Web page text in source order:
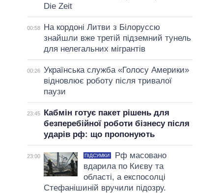
Die Zeit
00:58
На кордоні Литви з Білоруссю
знайшли вже третій підземний тунель
для нелегальних мігрантів
00:26 Українська служба «Голосу Америки»
відновлює роботу після тривалої
паузи
23:45
Кабмін готує пакет рішень для
безперебійної роботи бізнесу після
ударів рф: що пропонують
23:00 ПІДСУМКИ
Рф масовано
вдарила по Києву та
області, а експосолці
Стефанішиній вручили підозру.